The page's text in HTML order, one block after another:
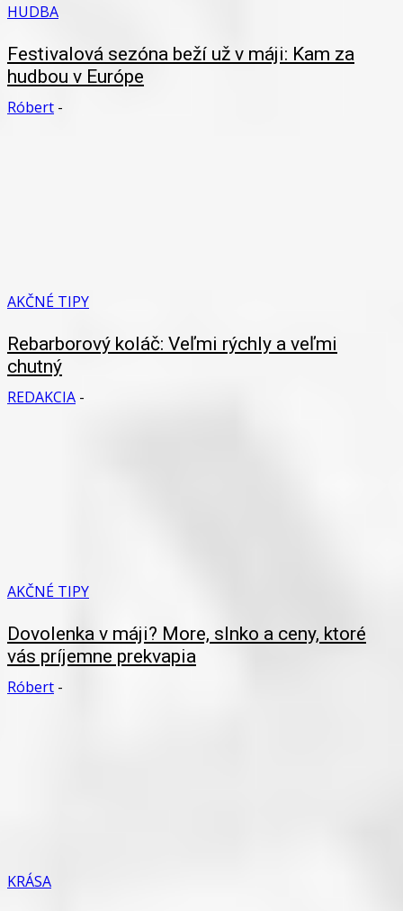
HUDBA
Festivalová sezóna beží už v máji: Kam za
hudbou v Európe
Róbert -
AKČNÉ TIPY
Rebarborový koláč: Veľmi rýchly a veľmi
chutný
REDAKCIA -
AKČNÉ TIPY
Dovolenka v máji? More, slnko a ceny, ktoré
vás príjemne prekvapia
Róbert -
KRÁSA